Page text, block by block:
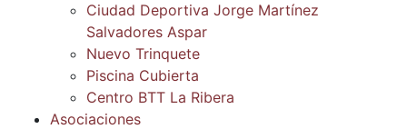
Ciudad Deportiva Jorge Martínez
Salvadores Aspar
Nuevo Trinquete
Piscina Cubierta
Centro BTT La Ribera
Asociaciones